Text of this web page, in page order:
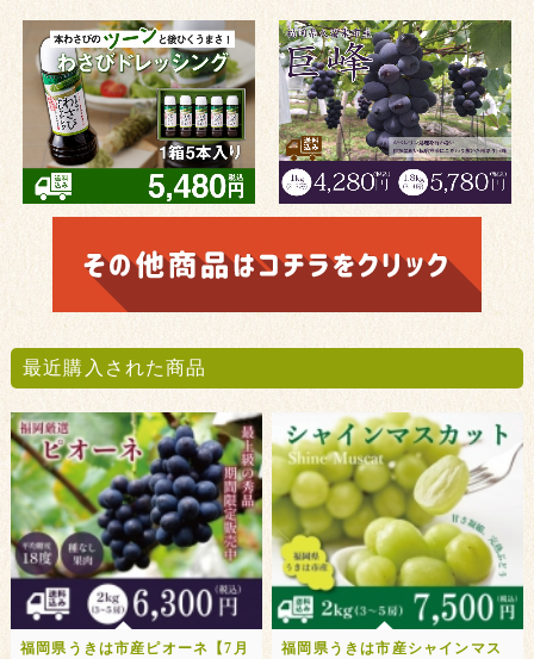
最近購入された商品
福岡県うきは市産ピオーネ【7月
福岡県うきは市産シャインマス